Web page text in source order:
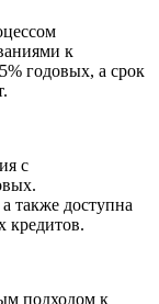
к
годовых, а срок
с
также доступна
кредитов.
подходом к